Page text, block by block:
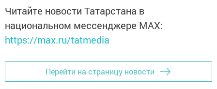
Читайте новости Татарстана в
национальном мессенджере MАХ:
https://max.ru/tatmedia
Перейти на страницу новости